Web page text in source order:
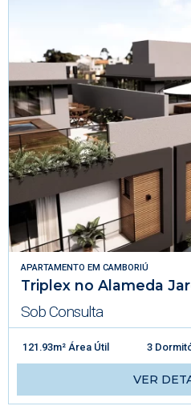
APARTAMENTO EM CAMBORIÚ
Triplex no Alameda
Sob Consulta
121.93m² Área Útil 3
VER